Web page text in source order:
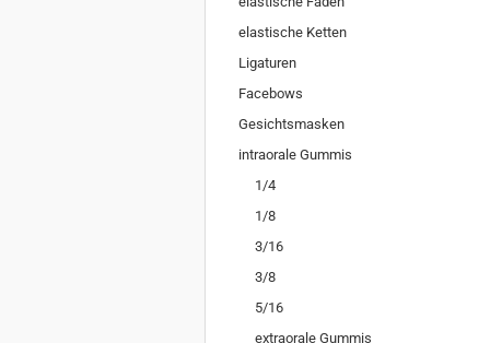
elastische Ketten
Ligaturen
Facebows
Gesichtsmasken
intraorale Gummis
1/4
1/8
3/16
3/8
5/16
extraorale Gummis